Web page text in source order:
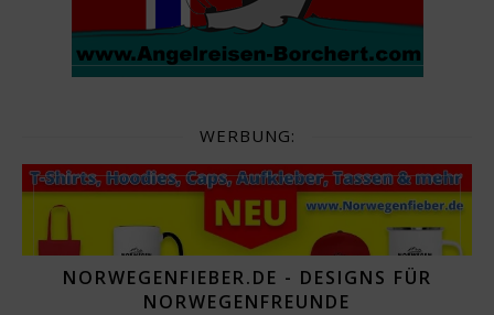
WERBUNG:
NORWEGENFIEBER.DE - DESIGNS FÜR
NORWEGENFREUNDE